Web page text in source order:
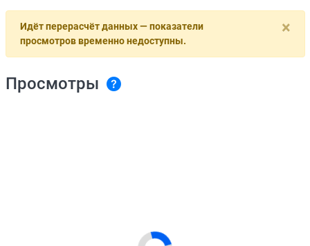
×
Идёт перерасчёт данных — показатели
просмотров временно недоступны.
Просмотры